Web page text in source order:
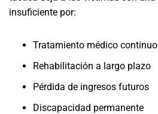
insuficiente por:
Tratamiento médico continuo
Rehabilitación a largo plazo
Pérdida de ingresos futuros
Discapacidad permanente